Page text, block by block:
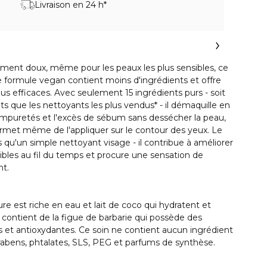
Livraison en 24 h*
doux, même pour les peaux les plus sensibles, ce
formule vegan contient moins d'ingrédients et offre
efficaces. Avec seulement 15 ingrédients purs - soit
que les nettoyants les plus vendus* - il démaquille en
et l'excès de sébum sans dessécher la peau,
même de l'appliquer sur le contour des yeux. Le
qu'un simple nettoyant visage - il contribue à améliorer
au fil du temps et procure une sensation de
est riche en eau et lait de coco qui hydratent et
de la figue de barbarie qui possède des
et antioxydantes. Ce soin ne contient aucun ingrédient
phtalates, SLS, PEG et parfums de synthèse.